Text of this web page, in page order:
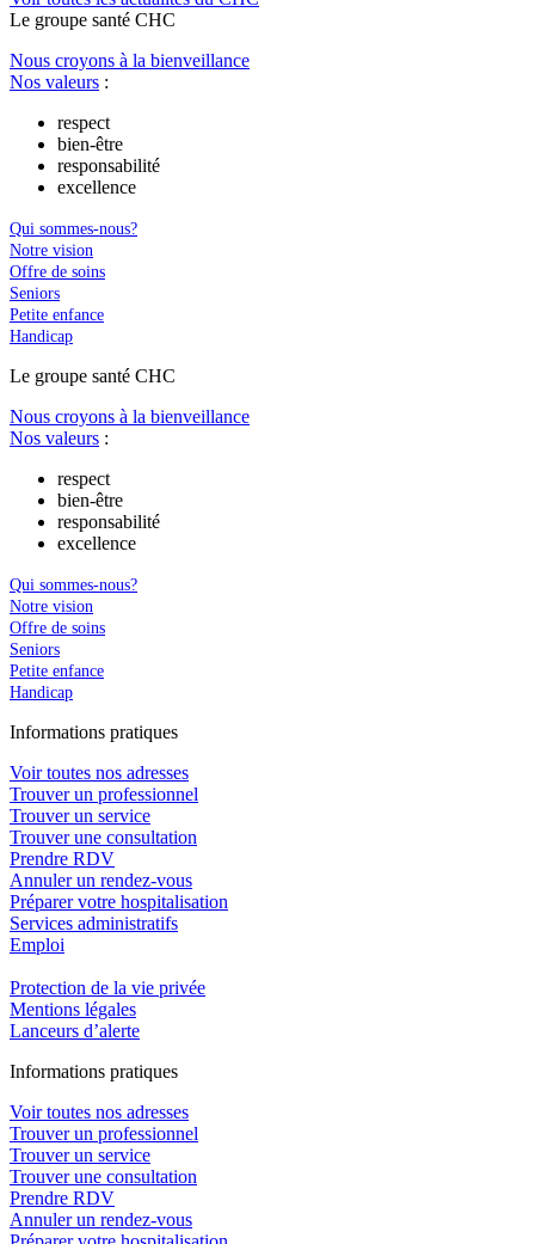
Le groupe santé CHC
Nous croyons à la bienveillance
Nos valeurs :
respect
bien-être
responsabilité
excellence
Qui sommes-nous?
Notre vision
Offre de soins
Seniors
Petite enfance
Handicap
Le groupe santé CHC
Nous croyons à la bienveillance
Nos valeurs :
respect
bien-être
responsabilité
excellence
Qui sommes-nous?
Notre vision
Offre de soins
Seniors
Petite enfance
Handicap
Informations pratiques
Voir toutes nos adresses
Trouver un professionnel
Trouver un service
Trouver une consultation
Prendre RDV
Annuler un rendez-vous
Préparer votre hospitalisation
Services administratifs
Emploi​
Protection de la vie privée
Mentions légales
Lanceurs d’alerte
Informations pratiques
Voir toutes nos adresses
Trouver un professionnel
Trouver un service
Trouver une consultation
Prendre RDV
Annuler un rendez-vous